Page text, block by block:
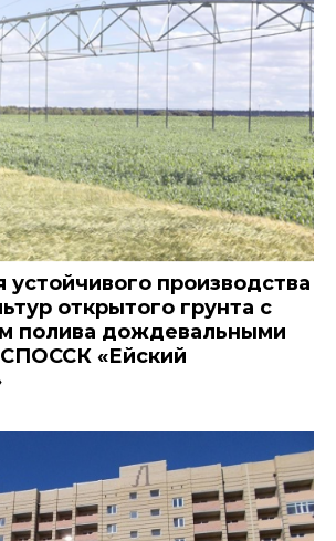
устойчивого производства
открытого грунта с
полива дождевальными
«Ейский